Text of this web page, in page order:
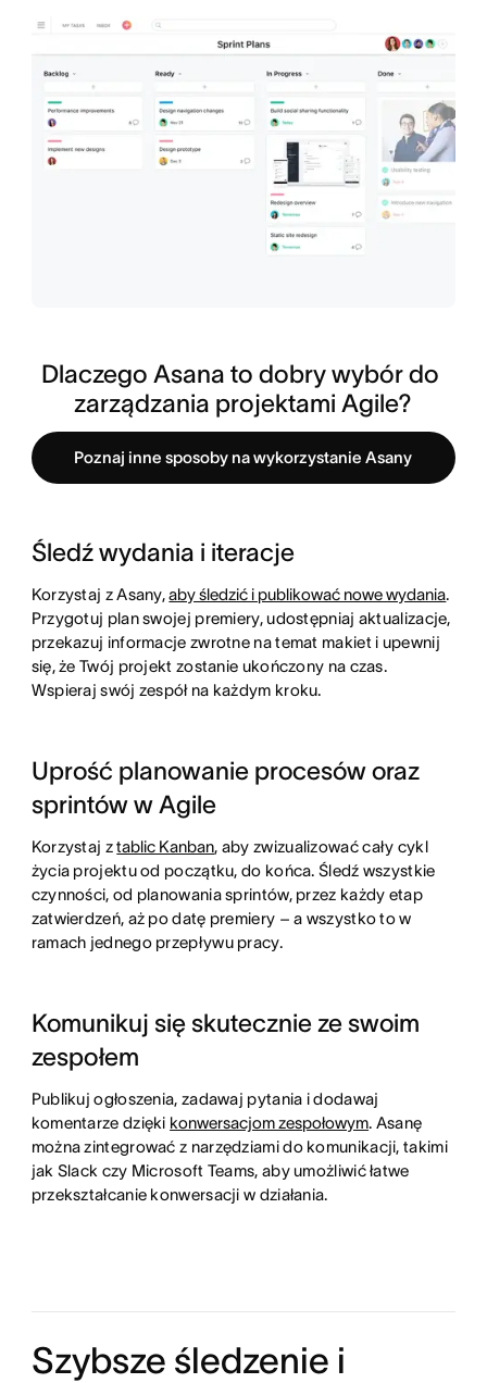
Dlaczego Asana to dobry wybór do
zarządzania projektami Agile?
Poznaj inne sposoby na wykorzystanie Asany
Śledź wydania i iteracje
Korzystaj z Asany,aby śledzić i publikować nowe wydania.
Przygotuj plan swojej premiery, udostępniaj aktualizacje,
przekazuj informacje zwrotne na temat makiet i upewnij
się, że Twój projekt zostanie ukończony na czas.
Wspieraj swój zespół na każdym kroku.
Uprość planowanie procesów oraz
sprintów w Agile
Korzystaj ztablic Kanban, aby zwizualizować cały cykl
życia projektu od początku, do końca. Śledź wszystkie
czynności, od planowania sprintów, przez każdy etap
zatwierdzeń, aż po datę premiery – a wszystko to w
ramach jednego przepływu pracy.
Komunikuj się skutecznie ze swoim
zespołem
Publikuj ogłoszenia, zadawaj pytania i dodawaj
komentarze dzięki konwersacjom zespołowym. Asanę
można zintegrować z narzędziami do komunikacji, takimi
jak Slack czy Microsoft Teams, aby umożliwić łatwe
przekształcanie konwersacji w działania.
Szybsze śledzenie i